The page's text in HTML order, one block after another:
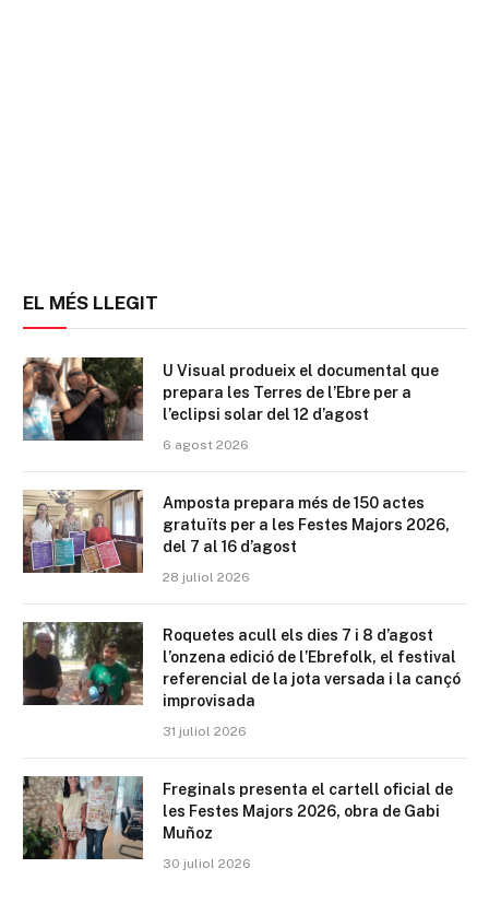
EL MÉS LLEGIT
U Visual produeix el documental que
prepara les Terres de l’Ebre per a
l’eclipsi solar del 12 d’agost
6 agost 2026
Amposta prepara més de 150 actes
gratuïts per a les Festes Majors 2026,
del 7 al 16 d’agost
28 juliol 2026
Roquetes acull els dies 7 i 8 d’agost
l’onzena edició de l’Ebrefolk, el festival
referencial de la jota versada i la cançó
improvisada
31 juliol 2026
Freginals presenta el cartell oficial de
les Festes Majors 2026, obra de Gabi
Muñoz
30 juliol 2026